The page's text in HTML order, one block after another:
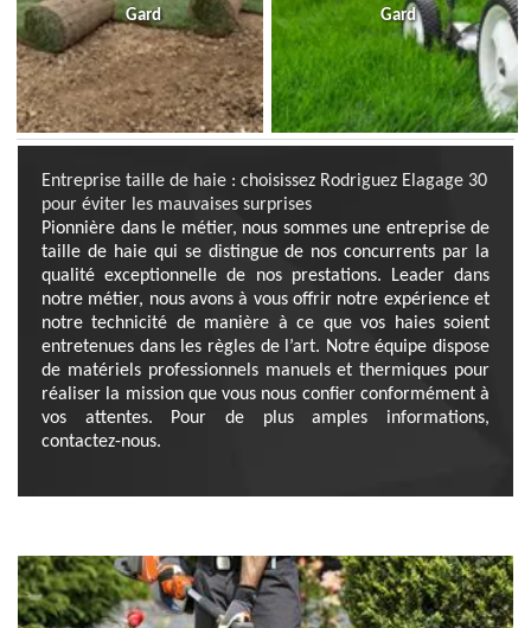
Gard
Gard
Entreprise taille de haie : choisissez Rodriguez Elagage 30
pour éviter les mauvaises surprises
Pionnière dans le métier, nous sommes une entreprise de
taille de haie qui se distingue de nos concurrents par la
qualité exceptionnelle de nos prestations. Leader dans
notre métier, nous avons à vous offrir notre expérience et
notre technicité de manière à ce que vos haies soient
entretenues dans les règles de l’art. Notre équipe dispose
de matériels professionnels manuels et thermiques pour
réaliser la mission que vous nous confier conformément à
vos attentes. Pour de plus amples informations,
contactez-nous.